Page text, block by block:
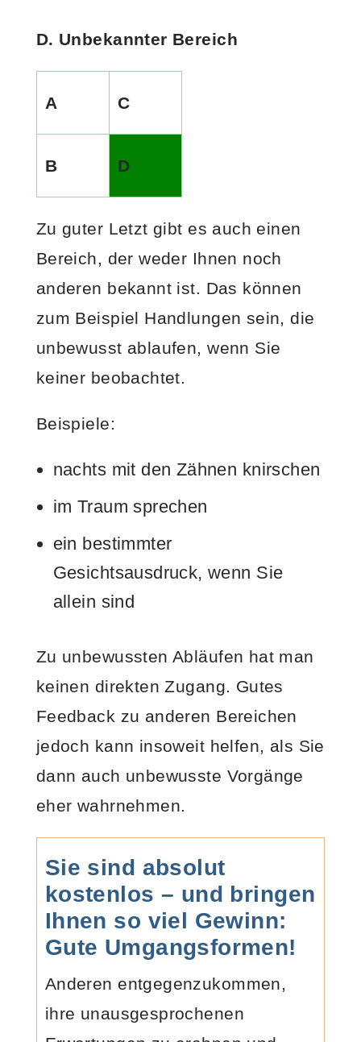
D. Unbekannter Bereich
A C
B D
Zu guter Letzt gibt es auch einen
Bereich, der weder Ihnen noch
anderen bekannt ist. Das können
zum Beispiel Handlungen sein, die
unbewusst ablaufen, wenn Sie
keiner beobachtet.
Beispiele:
nachts mit den Zähnen knirschen
im Traum sprechen
ein bestimmter
Gesichtsausdruck, wenn Sie
allein sind
Zu unbewussten Abläufen hat man
keinen direkten Zugang. Gutes
Feedback zu anderen Bereichen
jedoch kann insoweit helfen, als Sie
dann auch unbewusste Vorgänge
eher wahrnehmen.
Sie sind absolut
kostenlos – und bringen
Ihnen so viel Gewinn:
Gute Umgangsformen!
Anderen entgegenzukommen,
ihre unausgesprochenen